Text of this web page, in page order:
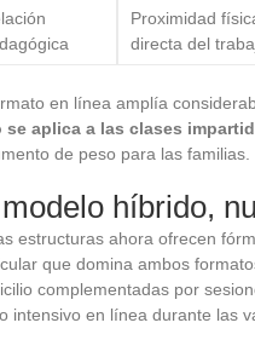
Proximidad
directa del
en línea amplía
se aplica a las clases
de peso para las familias.
híbrido,
estructuras ahora ofrecen
que domina ambos
complementadas por
intensivo en línea durante las